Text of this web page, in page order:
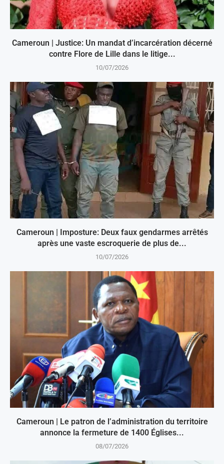
Cameroun | Justice: Un mandat d’incarcération décerné
contre Flore de Lille dans le litige...
10/07/2026
Cameroun | Imposture: Deux faux gendarmes arrêtés
après une vaste escroquerie de plus de...
10/07/2026
Cameroun | Le patron de l’administration du territoire
annonce la fermeture de 1400 Églises...
08/07/2026